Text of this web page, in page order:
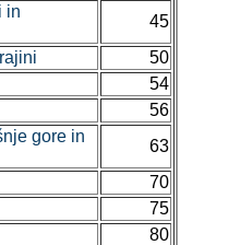
in
45
50
54
56
gore in
63
70
75
80